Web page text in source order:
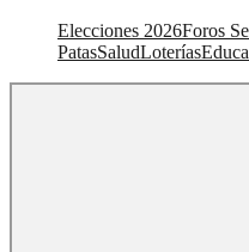
Elecciones 2026Foros
PatasSaludLoterías